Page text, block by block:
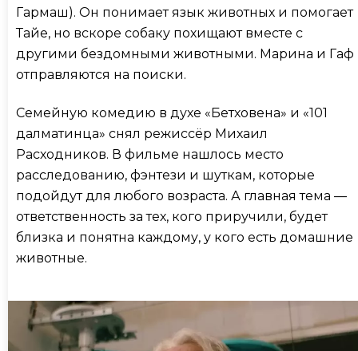
Гармаш). Он понимает язык животных и помогает
Тайе, но вскоре собаку похищают вместе с
другими бездомными животными. Марина и Гаф
отправляются на поиски.
Семейную комедию в духе «Бетховена» и «101
далматинца» снял режиссёр Михаил
Расходников. В фильме нашлось место
расследованию, фэнтези и шуткам, которые
подойдут для любого возраста. А главная тема —
ответственность за тех, кого приручили, будет
близка и понятна каждому, у кого есть домашние
животные.